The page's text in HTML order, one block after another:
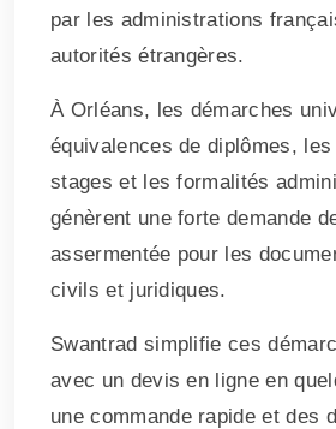
par les administrations
autorités étrangères.
À Orléans, les démarches
équivalences de diplômes,
stages et les formalités
génèrent une forte demande
assermentée pour les
civils et juridiques.
Swantrad simplifie ces
avec un devis en ligne en
une commande rapide et des